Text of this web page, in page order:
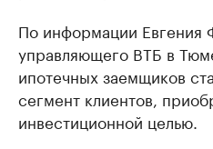
По информации Евгения
управляющего ВТБ в
ипотечных заемщиков
сегмент клиентов,
инвестиционной целью.